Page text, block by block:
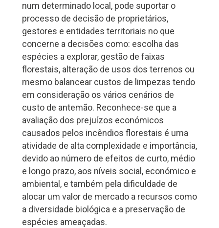
num determinado local, pode suportar o
processo de decisão de proprietários,
gestores e entidades territoriais no que
concerne a decisões como: escolha das
espécies a explorar, gestão de faixas
florestais, alteração de usos dos terrenos ou
mesmo balancear custos de limpezas tendo
em consideração os vários cenários de
custo de antemão. Reconhece-se que a
avaliação dos prejuízos económicos
causados pelos incêndios florestais é uma
atividade de alta complexidade e importância,
devido ao número de efeitos de curto, médio
e longo prazo, aos níveis social, económico e
ambiental, e também pela dificuldade de
alocar um valor de mercado a recursos como
a diversidade biológica e a preservação de
espécies ameaçadas.